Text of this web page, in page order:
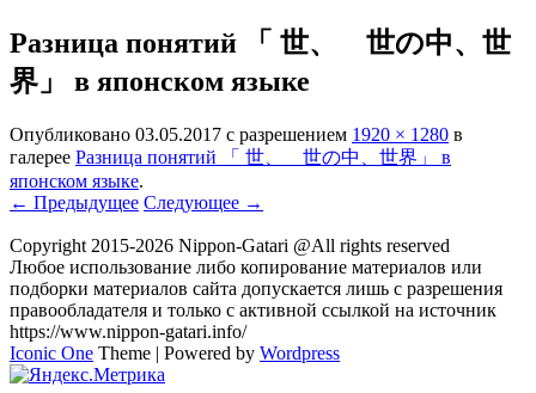
Разница понятий 「 世、 世の中、世
界」 в японском языке
Опубликовано 03.05.2017 с разрешением 1920 × 1280 в
галерее Разница понятий 「 世、 世の中、世界」 в
японском языке.
← Предыдущее Следующее →
Copyright 2015-2026 Nippon-Gatari @All rights reserved
Любое использование либо копирование материалов или
подборки материалов сайта допускается лишь с разрешения
правообладателя и только с активной ссылкой на источник
https://www.nippon-gatari.info/
Iconic One Theme | Powered by Wordpress